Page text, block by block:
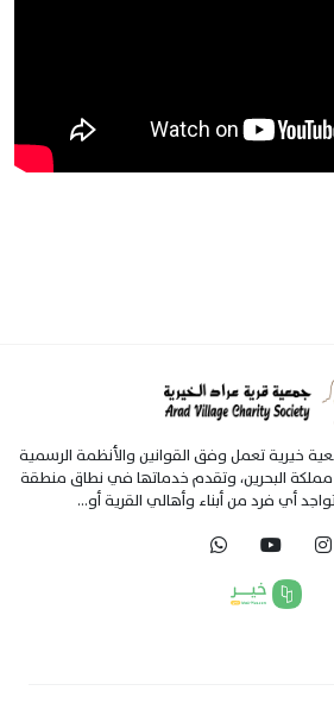
خيرية تعمل وفق القوانين والأنظمة الرسمية
البحرين، وتقدم خدماتها في نطاق منطقة
أي فرد من أبناء وأهالي القرية أو...